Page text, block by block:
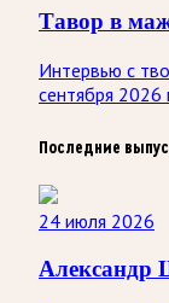
Тавор в
Интервью с
сентября 2026
Последние
24 июля 2026
Александр